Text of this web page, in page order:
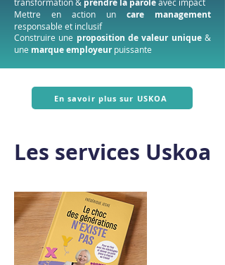
prendre la parole
Mettre en action un care management
responsable et inclusif
Construire une proposition de valeur unique&
une marque employeurpuissante
En savoir plus sur USKOA
Les services Uskoa